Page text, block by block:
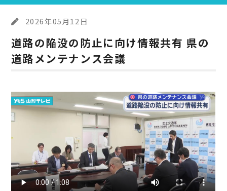
2026年05月12日
道路の陥没の防止に向け情報共有 県の
道路メンテナンス会議